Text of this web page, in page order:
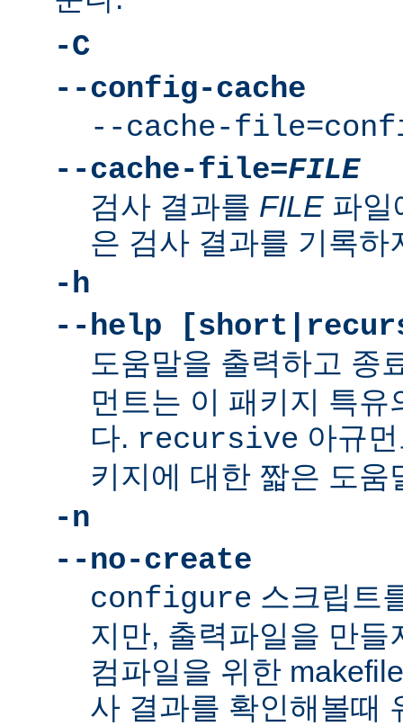
-C
--config-cache
--cache-
--cache-file=FILE
검사 결과를 FILE 파일
은 검사 결과를 기록하
-h
--help
도움말을 출력하고 종
먼트는 이 패키지 특
다. recursive 아규
키지에 대한 짧은 도움
-n
--no-create
configure 스크립트
지만, 출력파일을 만들
컴파일을 위한
사 결과를 확인해볼때